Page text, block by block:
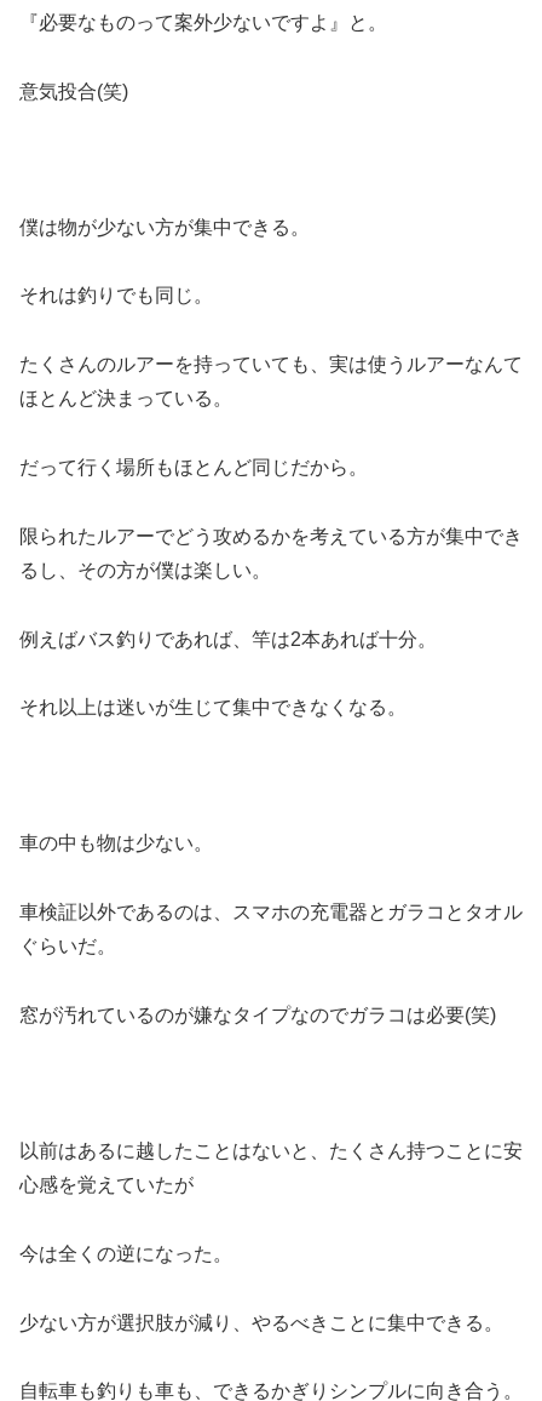
『必要なものって案外少ないですよ』と。
意気投合(笑)
僕は物が少ない方が集中できる。
それは釣りでも同じ。
たくさんのルアーを持っていても、実は使うルアーなんて
ほとんど決まっている。
だって行く場所もほとんど同じだから。
限られたルアーでどう攻めるかを考えている方が集中でき
るし、その方が僕は楽しい。
例えばバス釣りであれば、竿は2本あれば十分。
それ以上は迷いが生じて集中できなくなる。
車の中も物は少ない。
車検証以外であるのは、スマホの充電器とガラコとタオル
ぐらいだ。
窓が汚れているのが嫌なタイプなのでガラコは必要(笑)
以前はあるに越したことはないと、たくさん持つことに安
心感を覚えていたが
今は全くの逆になった。
少ない方が選択肢が減り、やるべきことに集中できる。
自転車も釣りも車も、できるかぎりシンプルに向き合う。